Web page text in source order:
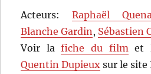
Acteurs: Raphaël
Blanche Gardin , Sébastien
Voir lafiche du film et
Quentin Dupieux sur le site